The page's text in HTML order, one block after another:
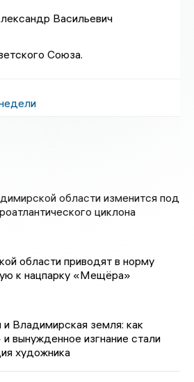
Васильевич
Союза.
области изменится под
циклона
области приводят в норму
к нацпарку «Мещёра»
Владимирская земля: как
вынужденное изгнание стали
художника